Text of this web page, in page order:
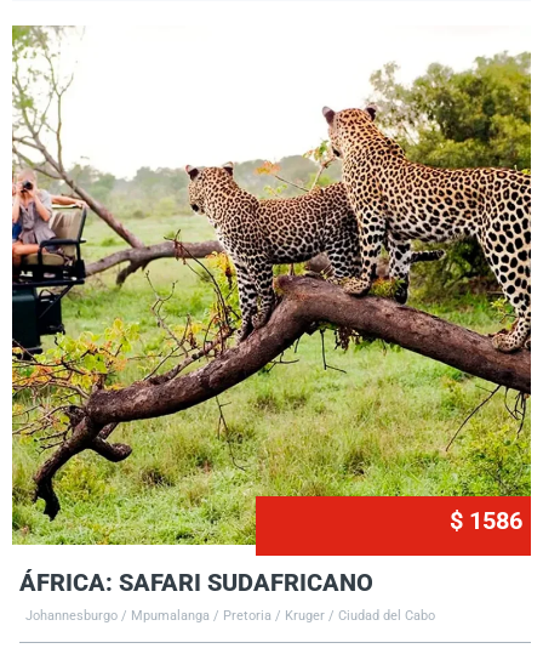
$ 1586
ÁFRICA: SAFARI SUDAFRICANO
Johannesburgo / Mpumalanga / Pretoria / Kruger / Ciudad del Cabo